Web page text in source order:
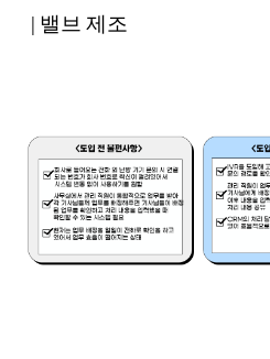
| 밸브 제조